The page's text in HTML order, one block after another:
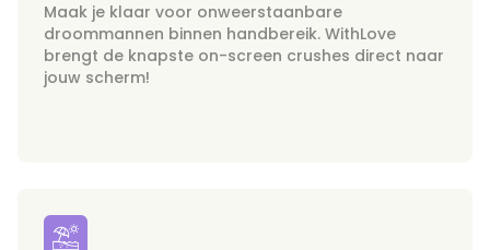
Maak je klaar voor onweerstaanbare
droommannen binnen handbereik. WithLove
brengt de knapste on-screen crushes direct naar
jouw scherm!